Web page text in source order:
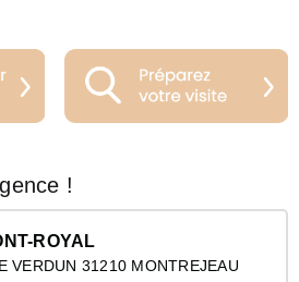
!
ROYAL
VERDUN 31210 MONTREJEAU